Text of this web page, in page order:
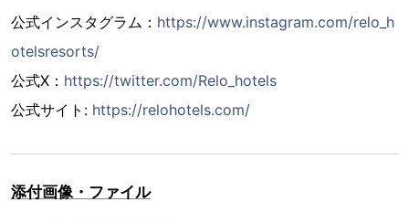
公式インスタグラム： https://www.instagram.com/relo_h
otelsresorts/
公式X： https://twitter.com/Relo_hotels
公式サイト: https://relohotels.com/
添付画像・ファイル